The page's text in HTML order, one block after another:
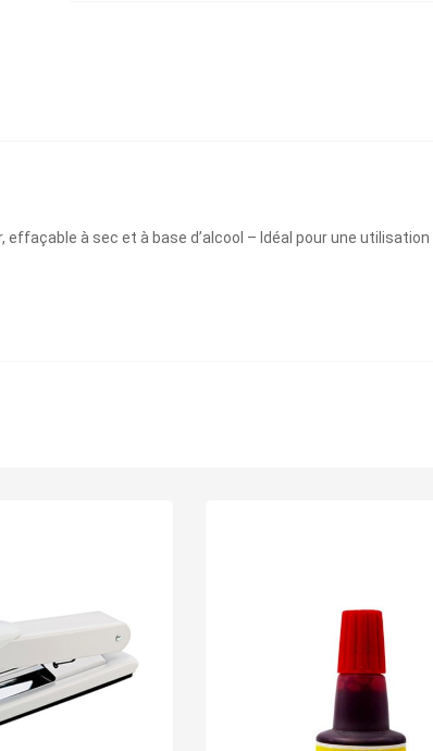
effaçable à sec et à base d’alcool – Idéal pour une